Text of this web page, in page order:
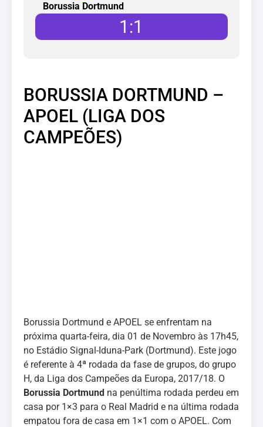
Borussia Dortmund
1 :1
BORUSSIA DORTMUND –
APOEL (LIGA DOS
CAMPEÕES)
Borussia Dortmund e APOEL se enfrentam na
próxima quarta-feira, dia 01 de Novembro às 17h45,
no Estádio Signal-Iduna-Park (Dortmund). Este jogo
é referente à 4ª rodada da fase de grupos, do grupo
H, da Liga dos Campeões da Europa, 2017/18. O
Borussia Dortmund na penúltima rodada perdeu em
casa por 1×3 para o Real Madrid e na última rodada
empatou fora de casa em 1×1 com o APOEL. Com